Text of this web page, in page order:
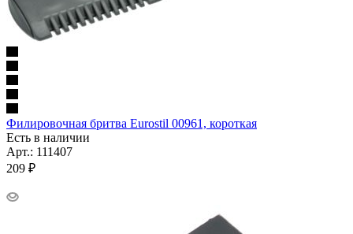
Филировочная бритва Eurostil 00961, короткая
Есть в наличии
Арт.: 111407
209 ₽